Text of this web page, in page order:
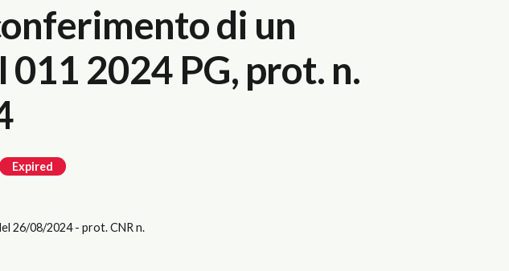
di un
011 2024 PG, prot. n.
Expired
26/08/2024 - prot. CNR n.